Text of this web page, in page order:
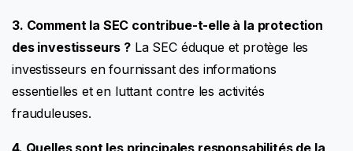
3. Comment la SEC contribue-t-elle à la protection
des investisseurs ?La SEC éduque et protège les
investisseurs en fournissant des informations
essentielles et en luttant contre les activités
frauduleuses.